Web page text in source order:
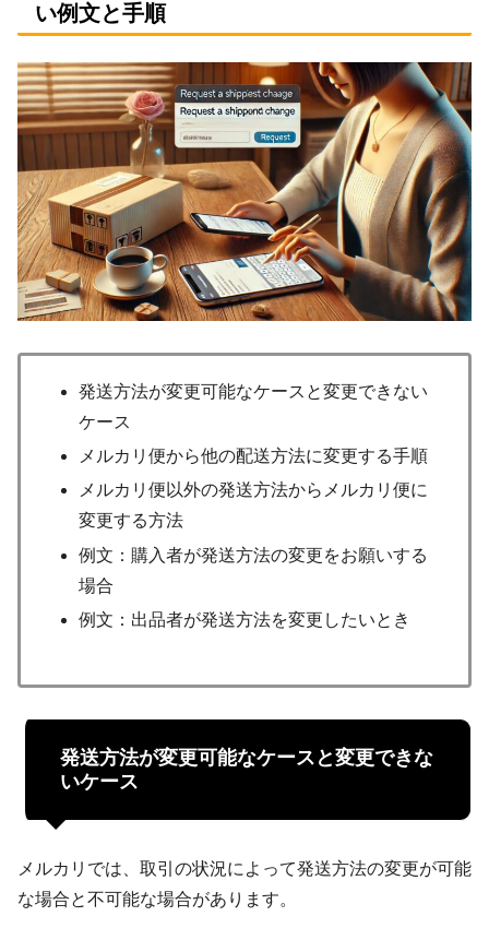
い例文と手順
発送方法が変更可能なケースと変更できない
ケース
メルカリ便から他の配送方法に変更する手順
メルカリ便以外の発送方法からメルカリ便に
変更する方法
例文：購入者が発送方法の変更をお願いする
場合
例文：出品者が発送方法を変更したいとき
発送方法が変更可能なケースと変更できな
いケース
メルカリでは、取引の状況によって発送方法の変更が可能
な場合と不可能な場合があります。